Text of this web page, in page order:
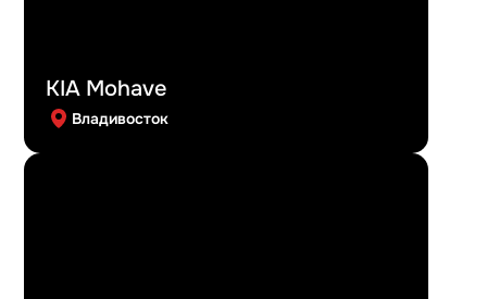
KIA Mohave
Владивосток